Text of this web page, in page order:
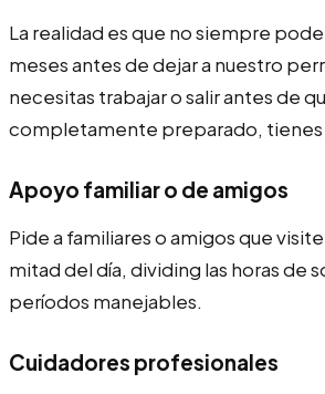
La realidad es que no siempre
meses antes de dejar a nuestro
necesitas trabajar o salir antes de
completamente preparado,
Apoyo familiar o de amigos
Pide a familiares o amigos que
mitad del día, dividing las horas de
períodos manejables.
Cuidadores profesionales